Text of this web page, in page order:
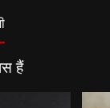
हैं